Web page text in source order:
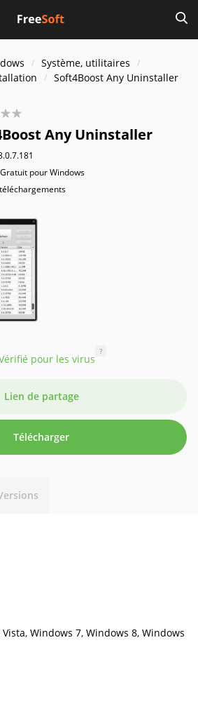
Système, utilitaires
Soft4Boost Any Uninstaller
Any Uninstaller
Gratuit pour Windows
pour les virus
?
Lien de partage
Télécharger
Windows 7, Windows 8, Windows